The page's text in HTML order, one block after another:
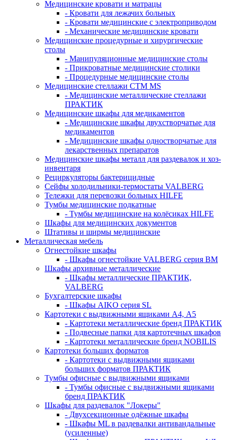
Медицинские кровати и матрацы
- Кровати для лежачих больных
- Кровати медицинские с электроприводом
- Механические медицинские кровати
Медицинские процедурные и хирургические
столы
- Манипуляционные медицинские столы
- Прикроватные медицинские столики
- Процедурные медицинские столы
Медицинские стеллажи CTM MS
- Медицинские металлические стеллажи
ПРАКТИК
Медицинские шкафы для медикаментов
- Медицинские шкафы двухстворчатые для
медикаментов
- Медицинские шкафы одностворчатые для
лекарственных препаратов
Медицинские шкафы металл для раздевалок и хоз-
инвентаря
Рециркуляторы бактерицидные
Сейфы холодильники-термостаты VALBERG
Тележки для перевозки больных HILFE
Тумбы медицинские подкатные
- Тумбы медицинские на колёсиках HILFE
Шкафы для медицинских документов
Штативы и ширмы медицинские
Металлическая мебель
Огнестойкие шкафы
- Шкафы огнестойкие VALBERG серия BM
Шкафы архивные металлические
- Шкафы металлические ПРАКТИК,
VALBERG
Бухгалтерские шкафы
- Шкафы AIKO серия SL
Картотеки с выдвижными ящиками А4, А5
- Картотеки металлические бренд ПРАКТИК
- Подвесные папки для картотечных шкафов
- Картотеки металлические бренд NOBILIS
Картотеки больших форматов
- Картотеки с выдвижными ящиками
больших форматов ПРАКТИК
Тумбы офисные с выдвижными ящиками
- Тумбы офисные с выдвижными ящиками
бренд ПРАКТИК
Шкафы для раздевалок "Локеры"
- Двухсекционные одёжные шкафы
- Шкафы ML в раздевалки антивандальные
(усиленные)